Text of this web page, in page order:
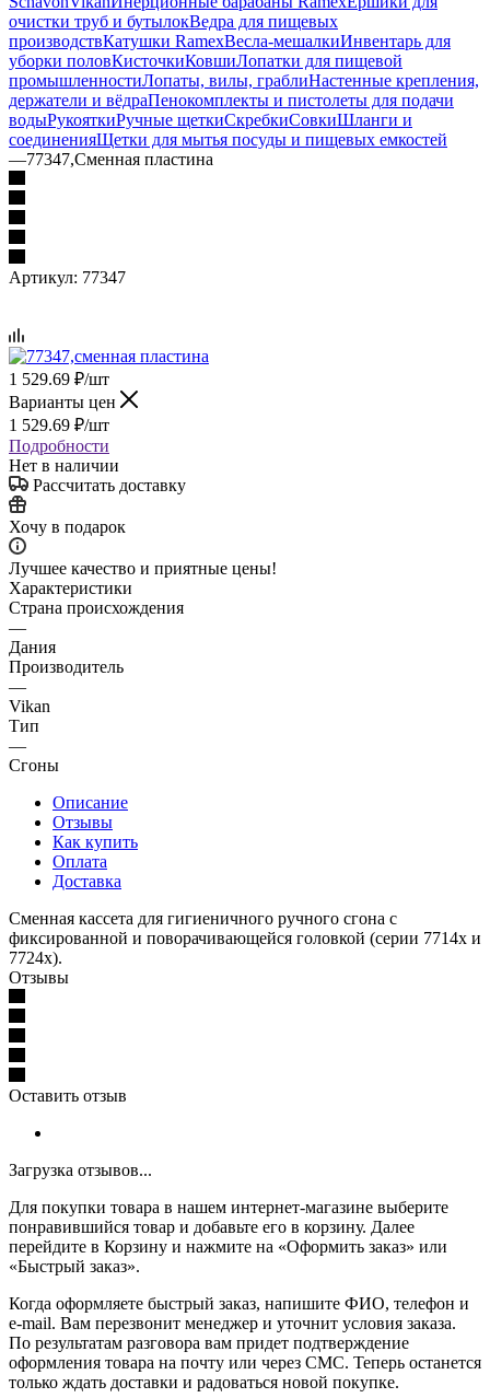
очистки труб и бутылокВедра для пищевых
производствКатушки RamexВесла-мешалкиИнвентарь для
уборки половКисточкиКовшиЛопатки для пищевой
промышленностиЛопаты, вилы, граблиНастенные крепления,
держатели и вёдраПенокомплекты и пистолеты для подачи
водыРукояткиРучные щеткиСкребкиСовкиШланги и
соединенияЩетки для мытья посуды и пищевых емкостей
—77347,Сменная пластина
Артикул: 77347
1 529.69 ₽/шт
Варианты цен
1 529.69 ₽/шт
Подробности
Нет в наличии
Рассчитать доставку
Хочу в подарок
Лучшее качество и приятные цены!
Характеристики
Страна происхождения
—
Дания
Производитель
—
Vikan
Тип
—
Сгоны
Описание
Отзывы
Как купить
Оплата
Доставка
Сменная кассета для гигиеничного ручного сгона с
фиксированной и поворачивающейся головкой (серии 7714х и
7724х).
Отзывы
Оставить отзыв
Загрузка отзывов...
Для покупки товара в нашем интернет-магазине выберите
понравившийся товар и добавьте его в корзину. Далее
перейдите в Корзину и нажмите на «Оформить заказ» или
«Быстрый заказ».
Когда оформляете быстрый заказ, напишите ФИО, телефон и
e-mail. Вам перезвонит менеджер и уточнит условия заказа.
По результатам разговора вам придет подтверждение
оформления товара на почту или через СМС. Теперь останется
только ждать доставки и радоваться новой покупке.